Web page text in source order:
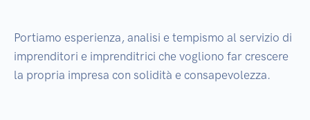
Portiamo esperienza, analisi e tempismo al servizio di
imprenditori e imprenditrici che vogliono far crescere
la propria impresa con solidità e consapevolezza.